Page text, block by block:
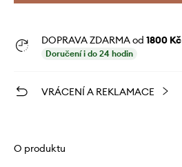
DOPRAVA ZDARMA od 1800 Kč
Doručení i do 24 hodin
VRÁCENÍ A REKLAMACE
O produktu